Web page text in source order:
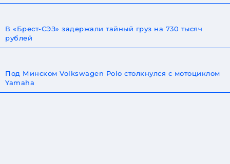
В «Брест-СЭЗ» задержали тайный груз на 730 тысяч
рублей
Под Минском Volkswagen Polo столкнулся с мотоциклом
Yamaha